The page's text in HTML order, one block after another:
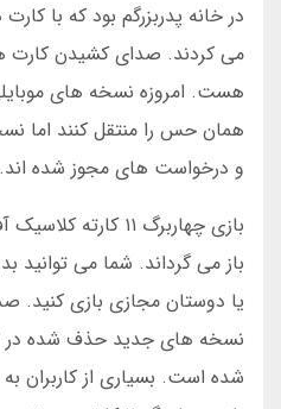
در خانه پدربزرگم بود که با
می کردند. صدای کشیدن کارت
هست. امروزه نسخه های
همان حس را منتقل کنند اما
و درخواست های مجوز شده اند.
بازی چهاربرگ ۱۱
باز می گرداند. شما می توانید
یا دوستان مجازی بازی کنید.
نسخه های جدید حذف شده
شده است. بسیاری از کاربران